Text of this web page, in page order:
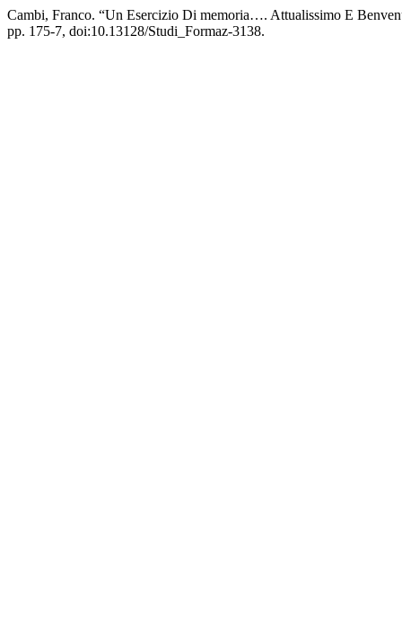
Cambi, Franco. “Un Esercizio Di memoria…. Attualissimo E
pp. 175-7, doi:10.13128/Studi_Formaz-3138.